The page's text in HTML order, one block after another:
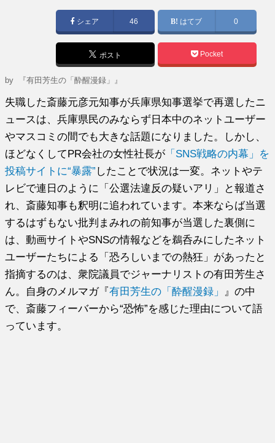
シェア 46 はてブ 0
ポスト Pocket
by 『有田芳生の「酔醒漫録」』
失職した斎藤元彦元知事が兵庫県知事選挙で再選したニ
ュースは、兵庫県民のみならず日本中のネットユーザー
やマスコミの間でも大きな話題になりました。しかし、
ほどなくしてPR会社の女性社長が 「SNS戦略の内幕」を
投稿サイトに“暴露” したことで状況は一変。ネットやテ
レビで連日のように「公選法違反の疑いアリ」と報道さ
れ、斎藤知事も釈明に追われています。本来ならば当選
するはずもない批判まみれの前知事が当選した裏側に
は、動画サイトやSNSの情報などを鵜呑みにしたネット
ユーザーたちによる「恐ろしいまでの熱狂」があったと
指摘するのは、衆院議員でジャーナリストの有田芳生さ
ん。自身のメルマガ『有田芳生の「酔醒漫録」
』の中
で、斎藤フィーバーから“恐怖”を感じた理由について語
っています。